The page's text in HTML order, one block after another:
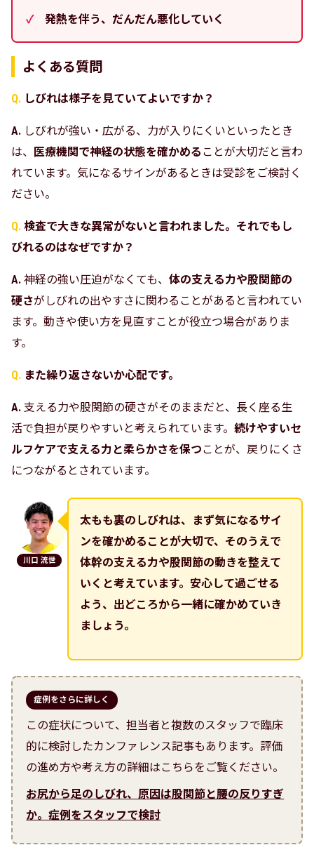
発熱を伴う、だんだん悪化していく
よくある質問
しびれは様子を見ていてよいですか？
しびれが強い・広がる、力が入りにくいといったとき
は、
医療機関で神経の状態を確かめる ことが大切だと言わ
れています。気になるサインがあるときは受診をご検討く
ださい。
検査で大きな異常がないと言われました。それでもし
びれるのはなぜですか？
神経の強い圧迫がなくても、 体の支える力や股関節の
硬さがしびれの出やすさに関わることがあると言われてい
ます。動きや使い方を見直すことが役立つ場合がありま
す。
また繰り返さないか心配です。
支える力や股関節の硬さがそのままだと、長く座る生
活で負担が戻りやすいと考えられています。 続けやすいセ
ルフケアで支える力と柔らかさを保つことが、戻りにくさ
につながるとされています。
川口 流世
太もも裏のしびれは、まず気になるサイ
ンを確かめることが大切で、そのうえで
体幹の支える力や股関節の動きを整えて
いくと考えています。安心して過ごせる
よう、出どころから一緒に確かめていき
ましょう。
症例をさらに詳しく
この症状について、担当者と複数のスタッフで臨床
的に検討したカンファレンス記事もあります。評価
の進め方や考え方の詳細はこちらをご覧ください。
お尻から足のしびれ、原因は股関節と腰の反りすぎ
か。症例をスタッフで検討